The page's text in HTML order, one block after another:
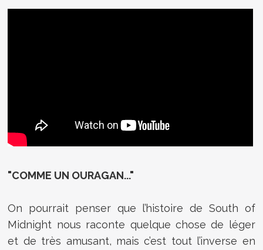
"COMME UN OURAGAN..."
On pourrait penser que l’histoire de South of
Midnight nous raconte quelque chose de léger
et de très amusant, mais c’est tout l’inverse en